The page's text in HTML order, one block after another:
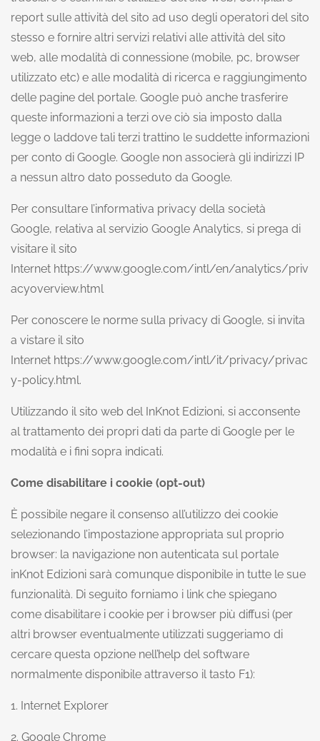
report sulle attività del sito ad uso degli operatori del sito
stesso e fornire altri servizi relativi alle attività del sito
web, alle modalità di connessione (mobile, pc, browser
utilizzato etc) e alle modalità di ricerca e raggiungimento
delle pagine del portale. Google può anche trasferire
queste informazioni a terzi ove ciò sia imposto dalla
legge o laddove tali terzi trattino le suddette informazioni
per conto di Google. Google non associerà gli indirizzi IP
a nessun altro dato posseduto da Google.
Per consultare l’informativa privacy della società
Google, relativa al servizio Google Analytics, si prega di
visitare il sito
Internet https://www.google.com/intl/en/analytics/priv
acyoverview.html
Per conoscere le norme sulla privacy di Google, si invita
a vistare il sito
Internet https://www.google.com/intl/it/privacy/privac
y-policy.html.
Utilizzando il sito web del InKnot Edizioni, si acconsente
al trattamento dei propri dati da parte di Google per le
modalità e i fini sopra indicati.
Come disabilitare i cookie (opt-out)
È possibile negare il consenso all’utilizzo dei cookie
selezionando l’impostazione appropriata sul proprio
browser: la navigazione non autenticata sul portale
inKnot Edizioni sarà comunque disponibile in tutte le sue
funzionalità. Di seguito forniamo i link che spiegano
come disabilitare i cookie per i browser più diffusi (per
altri browser eventualmente utilizzati suggeriamo di
cercare questa opzione nell’help del software
normalmente disponibile attraverso il tasto F1):
1. Internet Explorer
2. Google Chrome